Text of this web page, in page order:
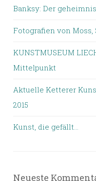
Banksy: Der
Fotografien von Moss,
KUNSTMUSEUM
Mittelpunkt
Aktuelle Ketterer
2015
Kunst, die gefällt…
Neueste